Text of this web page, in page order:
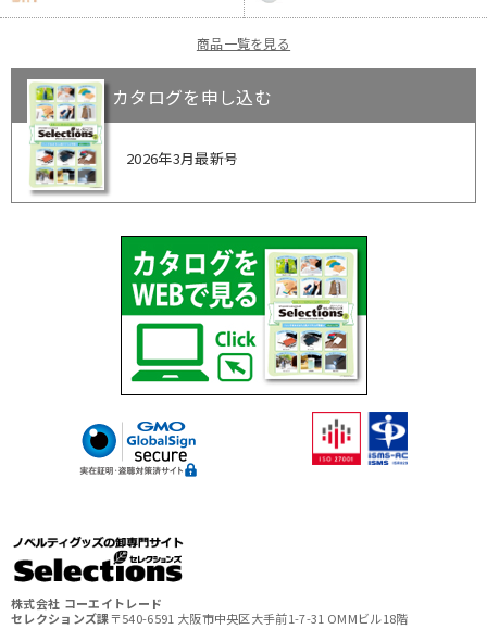
商品一覧を見る
カタログを申し込む
2026年3月最新号
株式会社 コーエイトレード
セレクションズ課〒540-6591 大阪市中央区大手前1-7-31 OMMビル18階